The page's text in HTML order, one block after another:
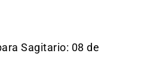
Sagitario: 08 de